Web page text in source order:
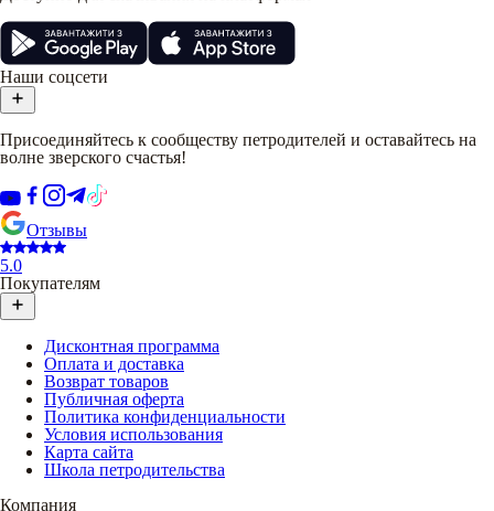
Наши соцсети
Присоединяйтесь к сообществу петродителей и оставайтесь на
волне зверского счастья!
Отзывы
5.0
Покупателям
Дисконтная программа
Оплата и доставка
Возврат товаров
Публичная оферта
Политика конфиденциальности
Условия использования
Карта сайта
Школа петродительства
Компания